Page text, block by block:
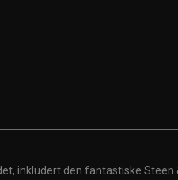
inkludert den fantastiske